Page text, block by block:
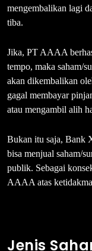
mengembalikan lagi
tiba.
Jika, PT AAAA
tempo, maka saham/
akan dikembalikan
gagal membayar
atau mengambil alih
Bukan itu saja, Bank
bisa menjual saham/
publik. Sebagai
AAAA atas
Jenis